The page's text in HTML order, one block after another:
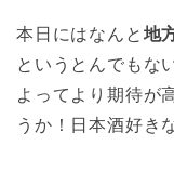
本日にはなんと 地
というとんでもな
よってより期待が
うか！日本酒好き